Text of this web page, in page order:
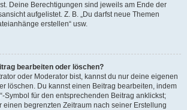
Deine Berechtigungen sind jeweils am Ende der
aufgelistet. Z. B. „Du darfst neue Themen
erstellen“ usw.
bearbeiten oder löschen?
oder Moderator bist, kannst du nur deine eigenen
löschen. Du kannst einen Beitrag bearbeiten, indem
Symbol für den entsprechenden Beitrag anklickst;
einen begrenzten Zeitraum nach seiner Erstellung